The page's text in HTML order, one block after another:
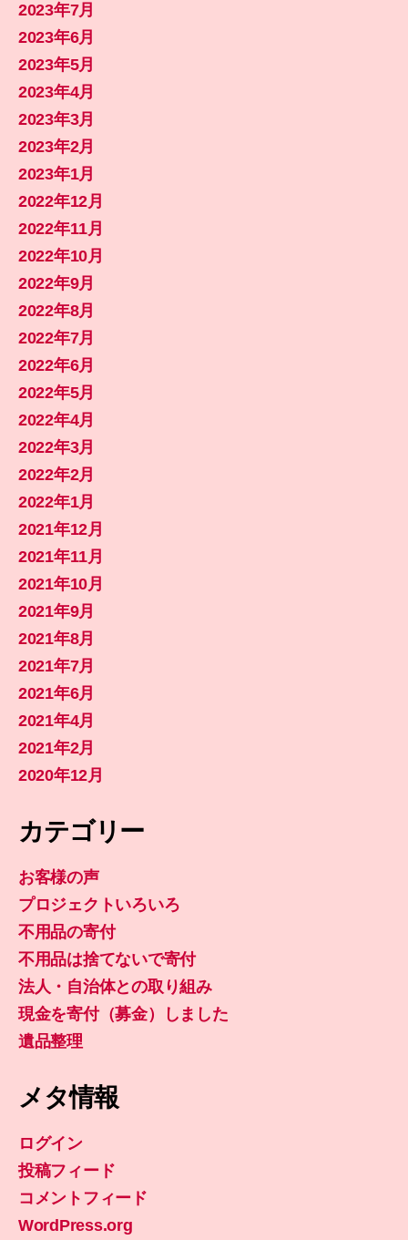
2023年7月
2023年6月
2023年5月
2023年4月
2023年3月
2023年2月
2023年1月
2022年12月
2022年11月
2022年10月
2022年9月
2022年8月
2022年7月
2022年6月
2022年5月
2022年4月
2022年3月
2022年2月
2022年1月
2021年12月
2021年11月
2021年10月
2021年9月
2021年8月
2021年7月
2021年6月
2021年4月
2021年2月
2020年12月
カテゴリー
お客様の声
プロジェクトいろいろ
不用品の寄付
不用品は捨てないで寄付
法人・自治体との取り組み
現金を寄付（募金）しました
遺品整理
メタ情報
ログイン
投稿フィード
コメントフィード
WordPress.org